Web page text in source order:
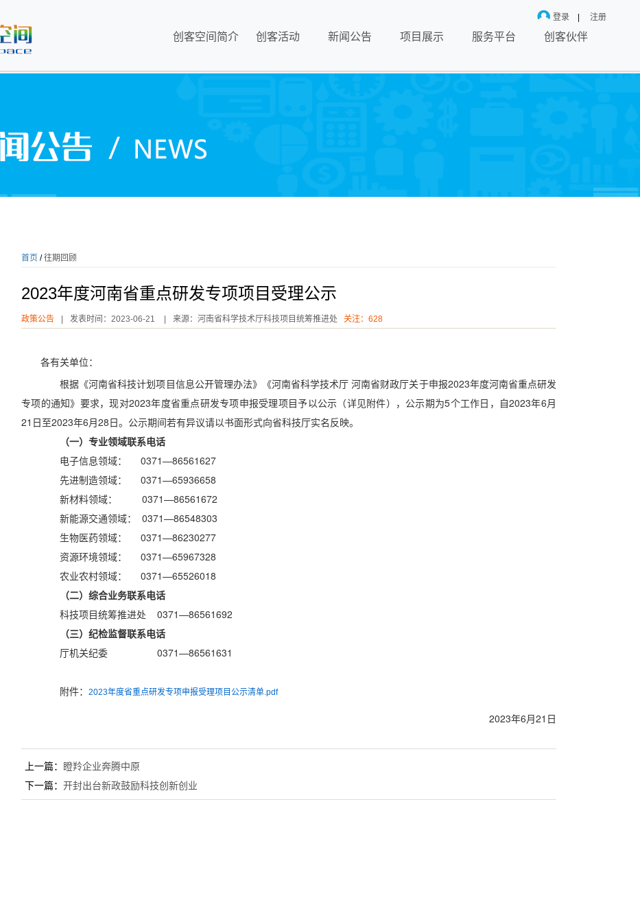
登录 |注册
创客空间简介 创客活动 新闻公告 项目展示 服务平台 创客伙伴
首页 /往期回顾
2023年度河南省重点研发专项项目受理公示
政策公告 发表时间： 2023-06-21 来源： 河南省科学技术厅科技项目统筹推进处 关注： 628
各有关单位：
根据《河南省科技计划项目信息公开管理办法》《河南省科学技术厅 河南省财政厅关于申报2023年度河南省重点研发
专项的通知》要求，现对2023年度省重点研发专项申报受理项目予以公示（详见附件），公示期为5个工作日，自2023年6月
21日至2023年6月28日。公示期间若有异议请以书面形式向省科技厅实名反映。
（一）专业领域联系电话
电子信息领域： 0371—86561627
先进制造领域： 0371—65936658
新材料领域： 0371—86561672
新能源交通领域： 0371—86548303
生物医药领域： 0371—86230277
资源环境领域： 0371—65967328
农业农村领域： 0371—65526018
（二）综合业务联系电话
科技项目统筹推进处 0371—86561692
（三）纪检监督联系电话
厅机关纪委 0371—86561631
附件： 2023年度省重点研发专项申报受理项目公示清单.pdf
2023年6月21日
上一篇：
瞪羚企业奔腾中原
下一篇： 开封出台新政鼓励科技创新创业